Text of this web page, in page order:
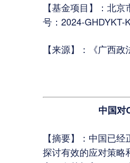
【基金项目】：北
号：2024-GHDYKT-
【来源】：《广西
中国对
【摘要】：中国已
探讨有效的应对策略